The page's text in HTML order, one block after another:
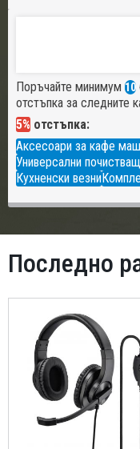
Поръчайте минимум 10
отстъпка за следните
5% отстъпка:
Аксесоари за кафе
Универсални
Кухненски везни
Последно